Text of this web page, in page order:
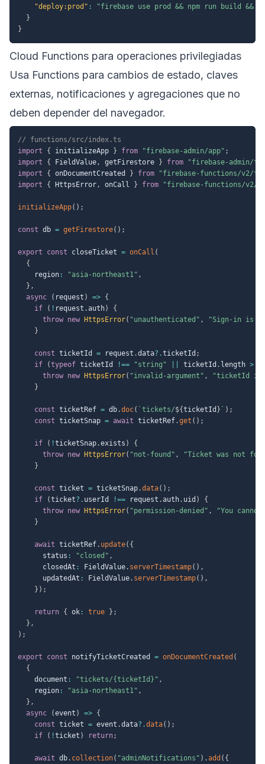
"deploy:prod" :
"firebase use prod && npm run build
}
}
Cloud Functions para operaciones privilegiadas
Usa Functions para cambios de estado, claves
externas, notificaciones y agregaciones que no
deben depender del navegador.
// functions/src/index.ts
import
{ initializeApp } from "firebase-admin/app" ;
import
{ FieldValue, getFirestore } from
"firebase-admin/
import
{ onDocumentCreated } from
"firebase-functions/v2/
import
{ HttpsError, onCall } from "firebase-functions/v2/
initializeApp( ) ;
const db = getFirestore( ) ;
export const closeTicket = onCall (
{
    region
: "asia-northeast1" ,
} ,
async
( request ) => {
if
( ! request .auth)
{
throw new HttpsError( "unauthenticated" ,
"Sign-in is
}
const ticketId = request .data?.ticketId ;
if
(typeof ticketId !== "string" ticketId . length >
throw new HttpsError( "invalid-argument" ,
"ticketId is
}
const ticketRef = db.doc( ` tickets/${ticketId } ` ) ;
const ticketSnap = await ticketRef.get ( ) ;
if ( !ticketSnap.exists )
{
throw new HttpsError( "not-found" ,
"Ticket was not
}
const ticket = ticketSnap.data( ) ;
if
(ticket?. userId !== request .auth. uid )
{
throw new HttpsError( "permission-denied" ,
"You
}
await ticketRef. update( {
      status
: "closed" ,
      closedAt
: FieldValue. serverTimestamp( ) ,
      updatedAt
: FieldValue. serverTimestamp( ) ,
} ) ;
return { ok : true } ;
} ,
) ;
export const notifyTicketCreated = onDocumentCreated (
{
    document
: "tickets/{ticketId}" ,
    region
: "asia-northeast1" ,
} ,
async
(event ) => {
const ticket = event .data?.data( ) ;
if
( !ticket ) return;
await db. collection( "adminNotifications" ) .add ( {